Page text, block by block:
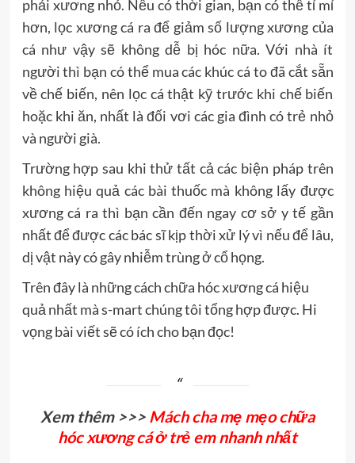
phải xương nhỏ. Nếu có thời gian, bạn có thể tỉ mỉ
hơn, lọc xương cá ra để giảm số lượng xương của
cá như vậy sẽ không dễ bị hóc nữa. Với nhà ít
người thì bạn có thể mua các khúc cá to đã cắt sẵn
về chế biến, nên lọc cá thật kỹ trước khi chế biến
hoặc khi ăn, nhất là đối vơi các gia đình có trẻ nhỏ
và người già.
Trường hợp sau khi thử tất cả các biện pháp trên
không hiệu quả các bài thuốc mà không lấy được
xương cá ra thì bạn cần đến ngay cơ sở y tế gần
nhất để được các bác sĩ kịp thời xử lý vì nếu để lâu,
dị vật này có gây nhiễm trùng ở cổ họng.
Trên đây là những cách chữa hóc xương cá hiệu
quả nhất mà s-mart chúng tôi tổng hợp được. Hi
vọng bài viết sẽ có ích cho bạn đọc!
Xem thêm >>> Mách cha mẹ mẹo chữa
hóc xương cá ở trẻ em nhanh nhất